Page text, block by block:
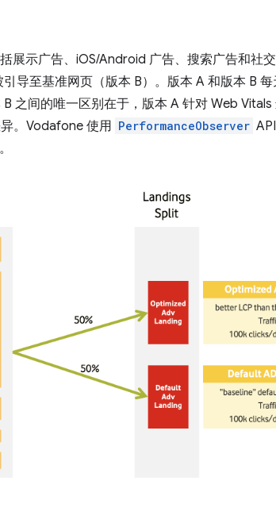
展示广告、iOS/Android 广告、搜索广告和社
导至基准网页（版本 B）。版本 A 和版本 B
之间的唯一区别在于，版本 A 针对 Web Vitals
。Vodafone 使用 PerformanceObserver